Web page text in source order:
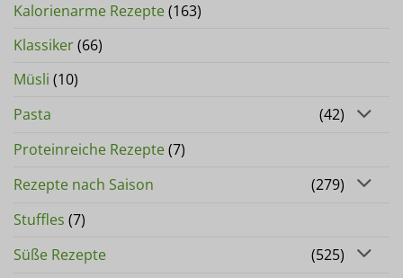
Kalorienarme Rezepte(163)
Klassiker(66)
Müsli (10)
Pasta
(42)
Proteinreiche Rezepte(7)
Rezepte nach Saison
(279)
Stuffles (7)
Süße Rezepte
(525)